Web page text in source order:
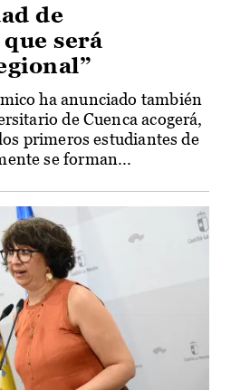
de
será
ha anunciado también
de Cuenca acogerá,
primeros estudiantes de
se forman...